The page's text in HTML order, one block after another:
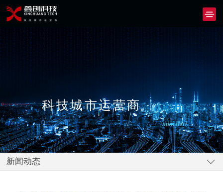
科技城市运营商
新闻动态